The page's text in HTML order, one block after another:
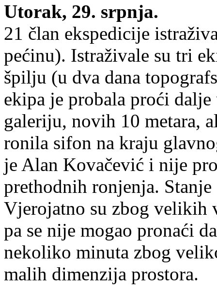
Utorak, 29. srpnja.
21 član ekspedicije
pećinu). Istraživale su tri
špilju (u dva dana
ekipa je probala proći
galeriju, novih 10 metara,
ronila sifon na kraju
je Alan Kovačević i nije
prethodnih ronjenja.
Vjerojatno su zbog velikih
pa se nije mogao pronaći
nekoliko minuta zbog
malih dimenzija prostora.